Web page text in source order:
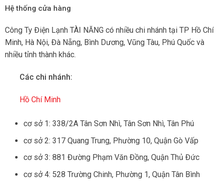
Hệ thống cửa hàng
Công Ty Điện Lạnh TÀI NĂNG có nhiều chi nhánh tại TP Hồ Chí
Minh, Hà Nội, Đà Nẵng, Bình Dương, Vũng Tàu, Phú Quốc và
nhiều tỉnh thành khác.
Các chi nhánh:
Hồ Chí Minh
cơ sở 1: 338/2A Tân Sơn Nhì, Tân Sơn Nhì, Tân Phú
cơ sở 2: 317 Quang Trung, Phường 10, Quận Gò Vấp
cơ sở 3: 881 Đường Phạm Văn Đồng, Quận Thủ Đức
cơ sở 4: 528 Trường Chinh, Phường 1, Quận Tân Bình